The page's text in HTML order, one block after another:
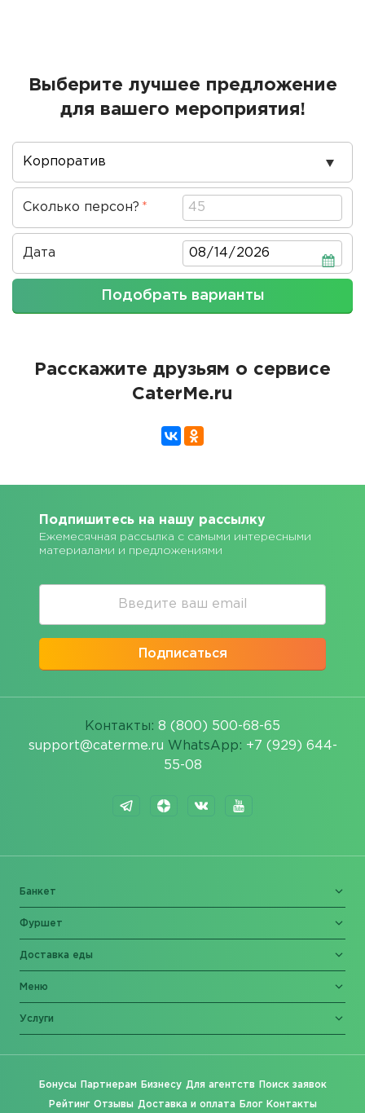
Выберите лучшее предложение
для вашего мероприятия!
Повод
проведения
Сколько персон?
Дата Дата
Подобрать варианты
Расскажите друзьям о сервисе
CaterMe.ru
Подпишитесь на нашу рассылку
Ежемесячная рассылка с самыми интересными
материалами и предложениями
Подписаться
Контакты: 8 (800) 500-68-65
support@caterme.ru WhatsApp: +7 (929) 644-
55-08
Банкет
Фуршет
Доставка еды
Меню
Услуги
Бонусы Партнерам Бизнесу Для агентств Поиск заявок
Рейтинг Отзывы Доставка и оплата Блог Контакты